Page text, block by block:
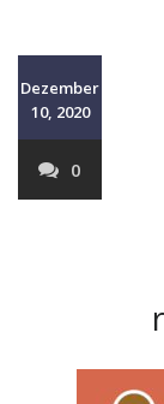
Dezember
10, 2020
0